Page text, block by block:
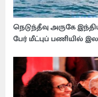
நெடுந்தீவு அருகே
பேர் மீட்புப் பணியில்